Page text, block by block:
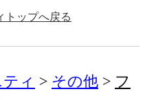
トップへ戻る
ィ その他
フ